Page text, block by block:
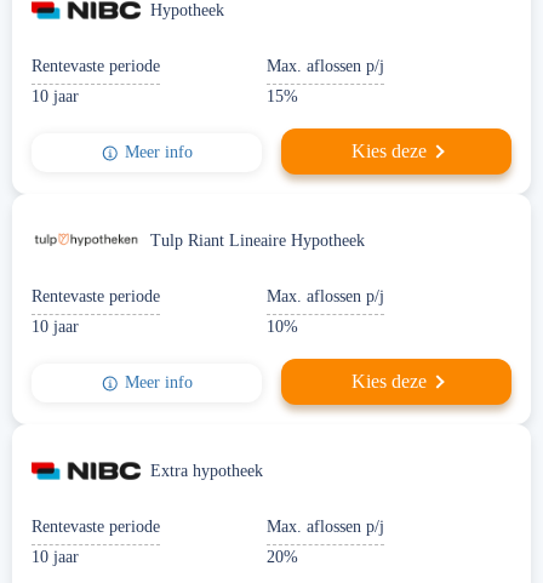
Hypotheek
Rentevaste periode
10 jaar
Max. aflossen p/j
15%
Meer info Kies deze
Tulp Riant Lineaire Hypotheek
Rentevaste periode
10 jaar
Max. aflossen p/j
10%
Meer info Kies deze
Extra hypotheek
Rentevaste periode
10 jaar
Max. aflossen p/j
20%